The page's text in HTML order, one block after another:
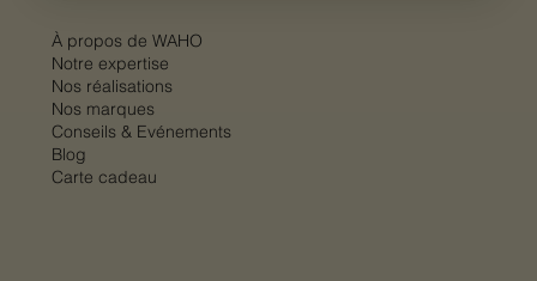
À propos de WAHO
Notre expertise
Nos réalisations
Nos marques
Conseils & Evénements
Blog
Carte cadeau